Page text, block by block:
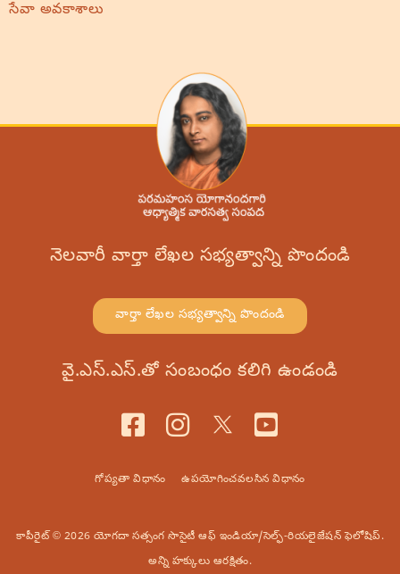
సేవా అవకాశాలు
నెలవారీ వార్తా లేఖల సభ్యత్వాన్ని పొందండి
వార్తా లేఖల సభ్యత్వాన్ని పొందండి
వై.ఎస్.ఎస్.తో సంబంధం కలిగి ఉండండి
కాపీరైట్ © 2026 యోగదా సత్సంగ సొసైటీ ఆఫ్ ఇండియా/సెల్ఫ్-రియలైజేషన్ ఫెలోషిప్.
అన్ని హక్కులు ఆరక్షితం.
గోప్యతా విధానం ఉపయోగించవలసిన విధానం